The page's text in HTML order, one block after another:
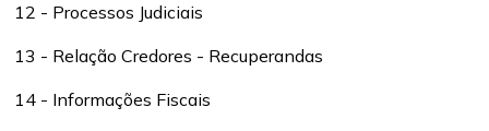
12 - Processos Judiciais
13 - Relação Credores - Recuperandas
14 - Informações Fiscais